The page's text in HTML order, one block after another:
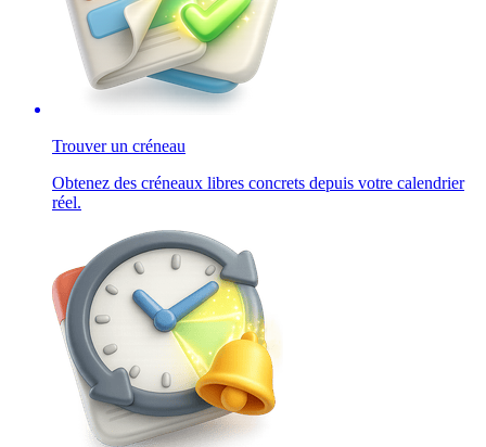
Trouver un créneau
Obtenez des créneaux libres concrets depuis votre calendrier
réel.